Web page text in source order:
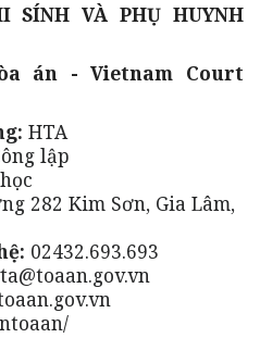
SÍNH VÀ PHỤ HUYNH
án - Vietnam Court
HTA
lập
282 Kim Sơn, Gia Lâm,
02432.693.693